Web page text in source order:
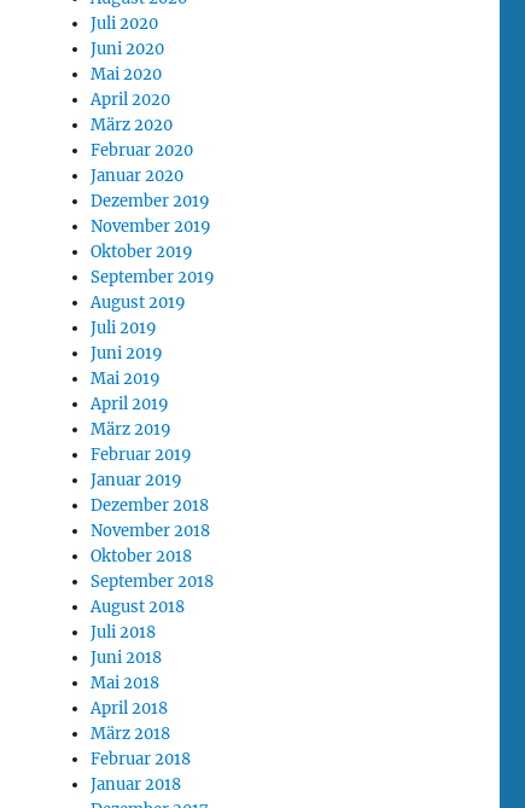
Juli 2020
Juni 2020
Mai 2020
April 2020
März 2020
Februar 2020
Januar 2020
Dezember 2019
November 2019
Oktober 2019
September 2019
August 2019
Juli 2019
Juni 2019
Mai 2019
April 2019
März 2019
Februar 2019
Januar 2019
Dezember 2018
November 2018
Oktober 2018
September 2018
August 2018
Juli 2018
Juni 2018
Mai 2018
April 2018
März 2018
Februar 2018
Januar 2018